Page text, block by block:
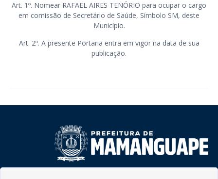
Art. 1º. Nomear RAFAEL AIRES TENÓRIO para ocupar o cargo
em comissão de Secretário de Saúde, Símbolo SM, deste
Município.
Art. 2º. A presente Portaria entra em vigor na data de sua
publicação.